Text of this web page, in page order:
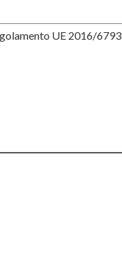
UE 2016/6793